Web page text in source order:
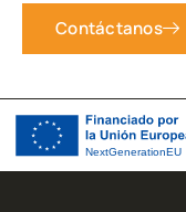
Contáctanos